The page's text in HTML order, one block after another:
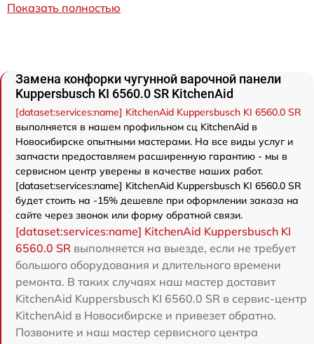
Показать полностью
Замена конфорки чугунной варочной панели
Kuppersbusch KI 6560.0 SR KitchenAid
[dataset:services:name] KitchenAid Kuppersbusch KI 6560.0 SR
выполняется в нашем профильном сц KitchenAid в
Новосибирске опытными мастерами. На все виды услуг и
запчасти предоставляем расширенную гарантию - мы в
сервисном центр уверены в качестве наших работ.
[dataset:services:name] KitchenAid Kuppersbusch KI 6560.0 SR
будет стоить на -15% дешевле при оформлении заказа на
сайте через звонок или форму обратной связи.
[dataset:services:name] KitchenAid Kuppersbusch KI
6560.0 SR выполняется на выезде, если не требует
большого оборудования и длительного времени
ремонта. В таких случаях наш мастер доставит
KitchenAid Kuppersbusch KI 6560.0 SR в сервис-центр
KitchenAid в Новосибирске и привезет обратно.
Позвоните и наш мастер сервисного центра